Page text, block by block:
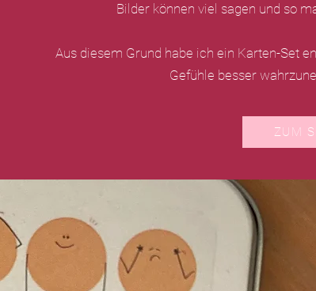
Bilder können viel sagen und so
Aus diesem Grund habe ich ein Karten-Set
Gefühle besser
ZUM